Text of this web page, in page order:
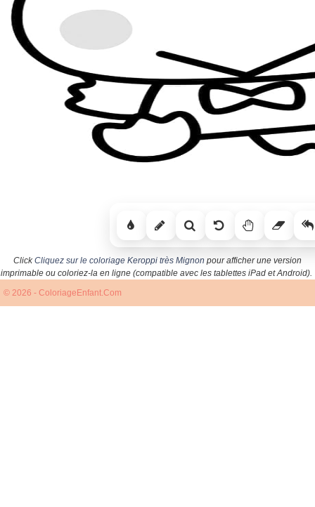
ClickCliquez sur le coloriage Keroppi très Mignon pour afficher une version
imprimable ou coloriez-la en ligne (compatible avec les tablettes iPad et Android).
© 2026 - ColoriageEnfant.Com